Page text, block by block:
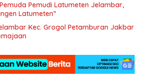
Pemudi Latumeten Jelambar,
Latumeten”
Kec. Grogol Petamburan Jakbar